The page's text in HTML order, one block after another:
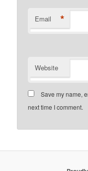
Email *
Website
Save my name,
next time I comment.